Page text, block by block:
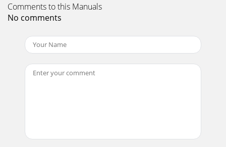
경합니다.−화면 최적화: 주변 환경에 맞게 자동으로 화면 모드
가 설정됩니다.−AMOLED 영화: 주위가 어둡거나 영화를 볼 때
있습니다
시작하기113 Nano-SIM 카드의 금속 단자 부분을 아래로 향하
Page 14 - 배터리 사용 시간을 늘리려면
Comments to this Manuals
No comments